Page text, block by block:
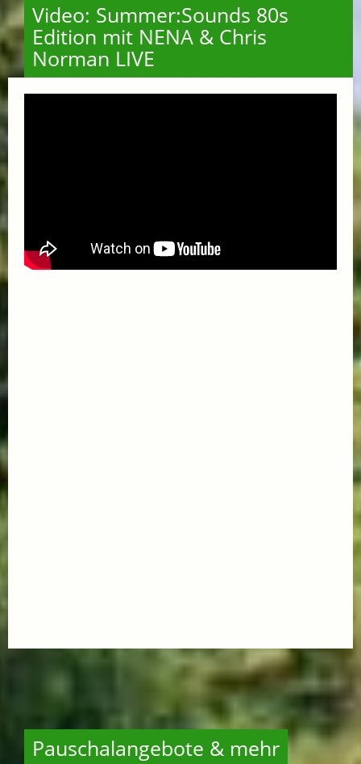
Video: Summer:Sounds 80s
Edition mit NENA & Chris
Norman LIVE
Pauschalangebote & mehr